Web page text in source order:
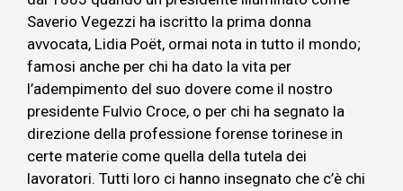
Saverio Vegezzi ha iscritto la prima donna
avvocata, Lidia Poët, ormai nota in tutto il mondo;
famosi anche per chi ha dato la vita per
l’adempimento del suo dovere come il nostro
presidente Fulvio Croce, o per chi ha segnato la
direzione della professione forense torinese in
certe materie come quella della tutela dei
lavoratori. Tutti loro ci hanno insegnato che c’è chi